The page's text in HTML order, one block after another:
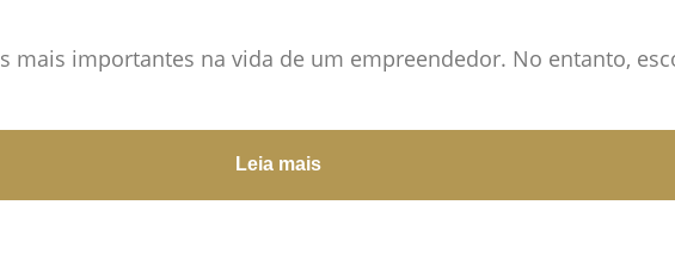
mais importantes na vida de um empreendedor. No entanto,
Leia mais